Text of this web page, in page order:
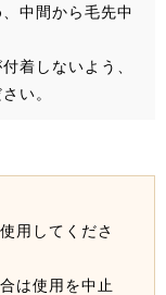
中間から毛先中
着しないよう、
い。
用してくださ
は使用を中止